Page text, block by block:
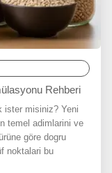
Rehberi
ister misiniz? Yeni
temel adimlarini ve
göre dogru
noktalari bu